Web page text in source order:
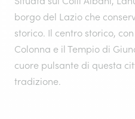
borgo del Lazio che
storico. Il centro storico,
Colonna e il Tempio di
cuore pulsante di questa
tradizione.